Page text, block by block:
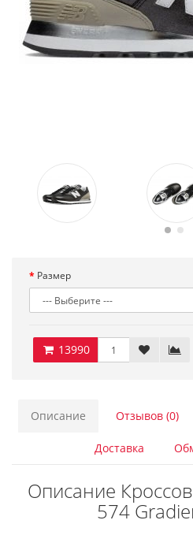
Размер
13990
Описание Отзывов (0)
Доставка
Описание
574